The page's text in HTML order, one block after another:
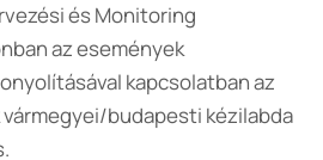
és Monitoring
az események
kapcsolatban az
budapesti kézilabda